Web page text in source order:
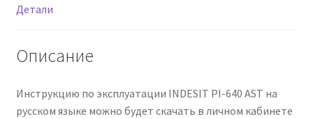
Детали
Описание
Инструкцию по эксплуатации INDESIT PI-640 AST на
русском языке можно будет скачать в личном кабинете